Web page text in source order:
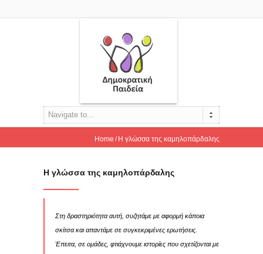
Navigate to...
Home Η γλώσσα της καμηλοπάρδαλης
Η γλώσσα της καμηλοπάρδαλης
Στη δραστηριότητα αυτή, συζητάμε με αφορμή κάποια
σκίτσα και απαντάμε σε συγκεκριμένες ερωτήσεις.
Έπειτα, σε ομάδες, φτιάχνουμε ιστορίες που σχετίζονται με